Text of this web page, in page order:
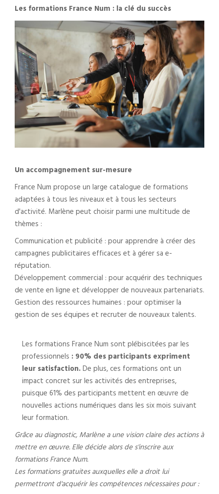
Les formations France Num : la clé du succès
Un accompagnement sur-mesure
France Num propose un large catalogue de formations
adaptées à tous les niveaux et à tous les secteurs
d'activité. Marlène peut choisir parmi une multitude de
thèmes :
Communication et publicité : pour apprendre à créer des
campagnes publicitaires efficaces et à gérer sa e-
réputation.
Développement commercial : pour acquérir des techniques
de vente en ligne et développer de nouveaux partenariats.
Gestion des ressources humaines : pour optimiser la
gestion de ses équipes et recruter de nouveaux talents.
Les formations France Num sont plébiscitées par les
professionnels : 90% des participants expriment
leur satisfaction.De plus, ces formations ont un
impact concret sur les activités des entreprises,
puisque 61% des participants mettent en œuvre de
nouvelles actions numériques dans les six mois suivant
leur formation.
Grâce au diagnostic, Marlène a une vision claire des actions à
mettre en œuvre. Elle décide alors de s'inscrire aux
formations France Num.
Les formations gratuites auxquelles elle a droit lui
permettront d'acquérir les compétences nécessaires pour :